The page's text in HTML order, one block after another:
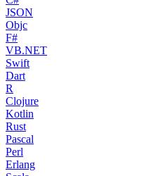
JSON
Objc
F#
VB.NET
Swift
Dart
R
Clojure
Kotlin
Rust
Pascal
Perl
Erlang